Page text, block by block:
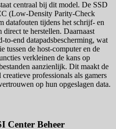
centraal bij dit model. De SSD
(Low-Density Parity-Check
datafouten tijdens het schrijf- en
direct te herstellen. Daarnaast
to-end datapadsbescherming, wat
tussen de host-computer en de
verkleinen de kans op
aanzienlijk. Dit maakt de
professionals als gamers
op hun opgeslagen data.
Center Beheer